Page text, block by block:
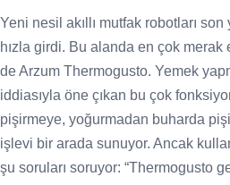
Yeni nesil akıllı mutfak robotları son
hızla girdi. Bu alanda en çok
de Arzum Thermogusto. Yemek
iddiasıyla öne çıkan bu çok
pişirmeye, yoğurmadan buharda
işlevi bir arada sunuyor. Ancak
şu soruları soruyor: “Thermogusto